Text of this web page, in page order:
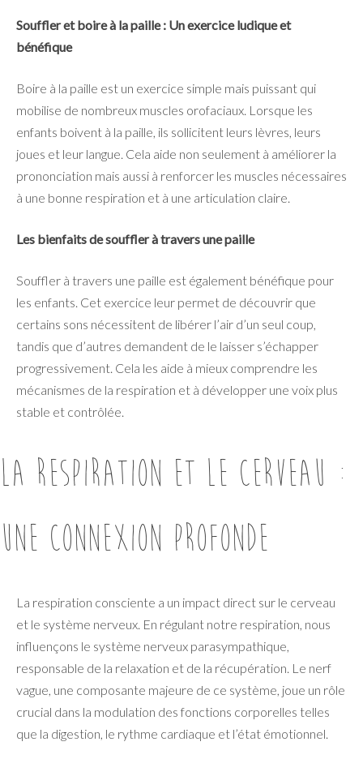
Souffler et boire à la paille : Un exercice ludique et
bénéfique
Boire à la paille est un exercice simple mais puissant qui
mobilise de nombreux muscles orofaciaux. Lorsque les
enfants boivent à la paille, ils sollicitent leurs lèvres, leurs
joues et leur langue. Cela aide non seulement à améliorer la
prononciation mais aussi à renforcer les muscles nécessaires
à une bonne respiration et à une articulation claire.
Les bienfaits de souffler à travers une paille
Souffler à travers une paille est également bénéfique pour
les enfants. Cet exercice leur permet de découvrir que
certains sons nécessitent de libérer l’air d’un seul coup,
tandis que d’autres demandent de le laisser s’échapper
progressivement. Cela les aide à mieux comprendre les
mécanismes de la respiration et à développer une voix plus
stable et contrôlée.
La respiration et le cerveau :
une connexion profonde
La respiration consciente a un impact direct sur le cerveau
et le système nerveux. En régulant notre respiration, nous
influençons le système nerveux parasympathique,
responsable de la relaxation et de la récupération. Le nerf
vague, une composante majeure de ce système, joue un rôle
crucial dans la modulation des fonctions corporelles telles
que la digestion, le rythme cardiaque et l’état émotionnel.